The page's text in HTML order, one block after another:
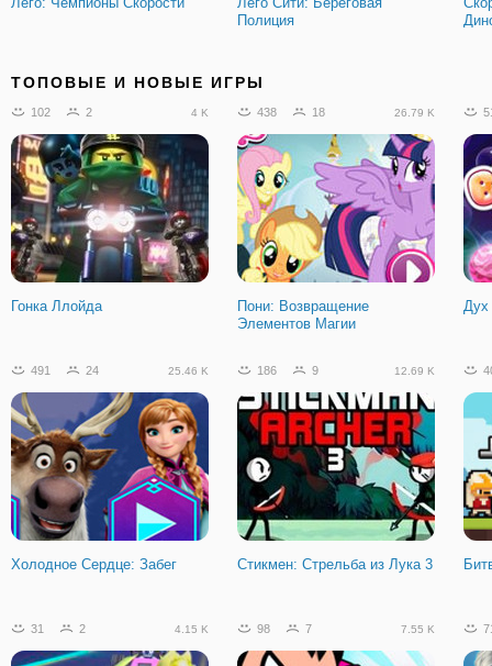
Полиция
ТОПОВЫЕ И НОВЫЕ ИГРЫ
102 2 4 K
Гонка Ллойда
438 18 26.79 K
Пони: Возвращение
Элементов Магии
Дух
491 24 25.46 K
Холодное Сердце: Забег
186 9 12.69 K
Стикмен: Стрельба из Лука 3
31 2 4.15 K 98 7 7.55 K